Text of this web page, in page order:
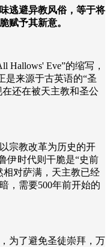
逃避异教风俗，等于将
赋予其新意。
Hallows' Eve”的缩写，
是来源于古英语的“圣
还在被天主教和圣公
宗教改革为历史的开
伊时代则干脆是“史前
相对萨满，天主教已经
，需要500年前开始的
为了避免圣徒崇拜，万